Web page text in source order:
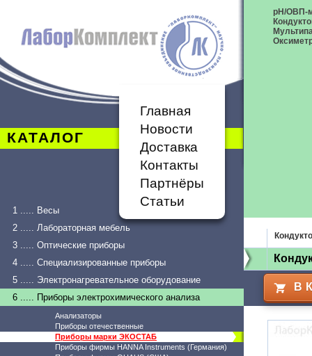
КАТАЛОГ
Главная
Новости
Доставка
Контакты
Партнёры
Статьи
1 ..... Весы
2 ..... Лабораторная мебель
3 ..... Оптические приборы
4 ..... Специализированные приборы
5 ..... Электронагревательное оборудование
6 ..... Приборы электрохимического анализа
Анализаторы
Приборы отечественные
Приборы марки ЭКОСТАБ
Приборы фирмы HANNA Instruments (Германия)
рН/ОВП-
В